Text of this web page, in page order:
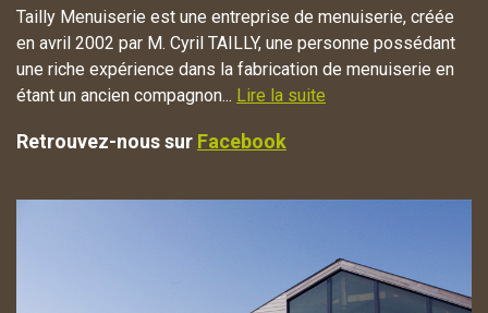
Tailly Menuiserie est une entreprise de menuiserie, créée
en avril 2002 par M. Cyril TAILLY, une personne possédant
une riche expérience dans la fabrication de menuiserie en
étant un ancien compagnon... Lire la suite
Retrouvez-nous sur Facebook